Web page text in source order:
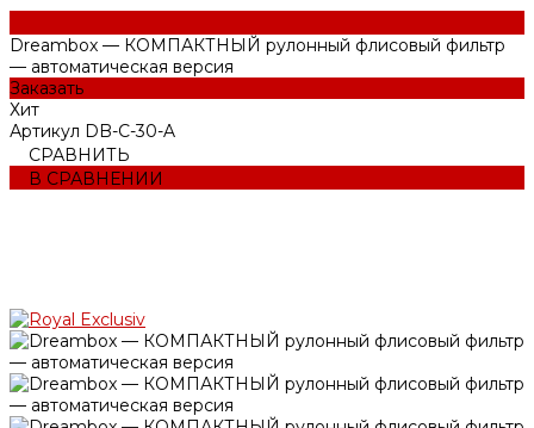
Dreambox — КОМПАКТНЫЙ рулонный флисовый фильтр
— автоматическая версия
Заказать
Хит
Артикул DB-C-30-A
СРАВНИТЬ
В СРАВНЕНИИ